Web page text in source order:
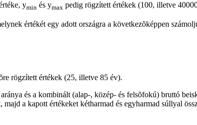
ymin és ymax pedig rögzített értékek (100, illetve
értékét egy adott országra a következõképpen
rögzített értékek (25, illetve 85 év).
és a kombinált (alap-, közép- és felsõfokú) bruttó
a kapott értékeket kétharmad és egyharmad súllyal